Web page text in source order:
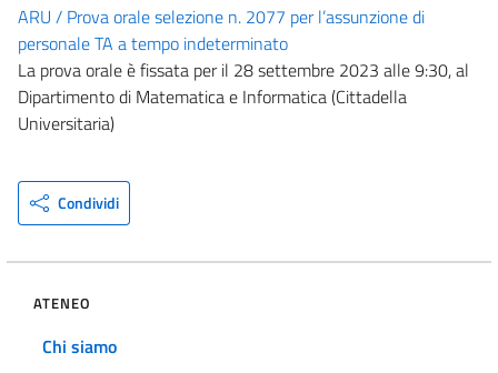
ARU / Prova orale selezione n. 2077 per l’assunzione di
personale TA a tempo indeterminato
La prova orale è fissata per il 28 settembre 2023 alle 9:30, al
Dipartimento di Matematica e Informatica​ (Cittadella
Universitaria)
Condividi
ATENEO
Chi siamo